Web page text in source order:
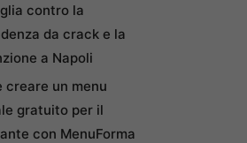
contro la
da crack e la
a Napoli
creare un menu
gratuito per il
con MenuForma